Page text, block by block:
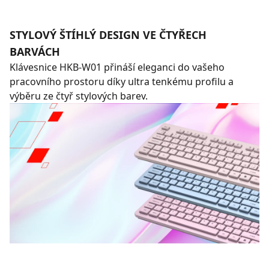
STYLOVÝ ŠTÍHLÝ DESIGN VE ČTYŘECH
BARVÁCH
Klávesnice HKB-W01 přináší eleganci do vašeho
pracovního prostoru díky ultra tenkému profilu a
výběru ze čtyř stylových barev.